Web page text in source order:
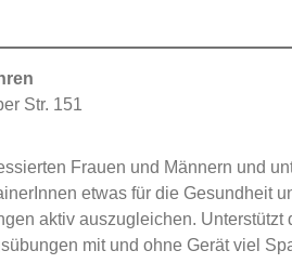
Str. 151
Frauen und Männern und
etwas für die Gesundheit
aktiv auszugleichen.
mit und ohne Gerät viel